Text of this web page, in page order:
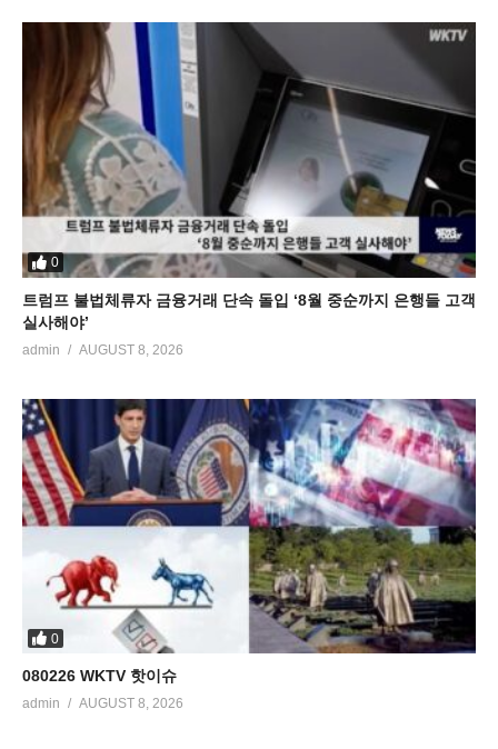
0
트럼프 불법체류자 금융거래 단속 돌입 ‘8월 중순까지 은행들 고객
실사해야’
admin AUGUST 8, 2026
0
080226 WKTV 핫이슈
admin AUGUST 8, 2026